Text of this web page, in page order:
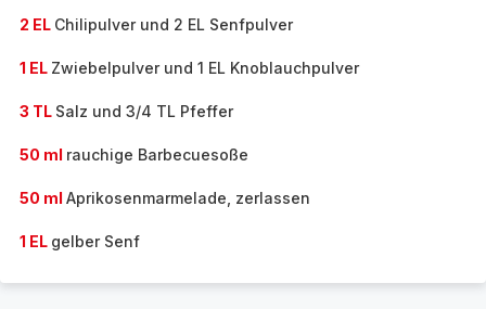
2 EL Chilipulver und 2 EL Senfpulver
1 EL Zwiebelpulver und 1 EL Knoblauchpulver
3 TL Salz und 3/4 TL Pfeffer
50 ml rauchige Barbecuesoße
50 ml Aprikosenmarmelade, zerlassen
1 EL gelber Senf